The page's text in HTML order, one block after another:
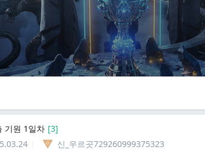
기원 1일차 [3]
신_우르곳729260999375323